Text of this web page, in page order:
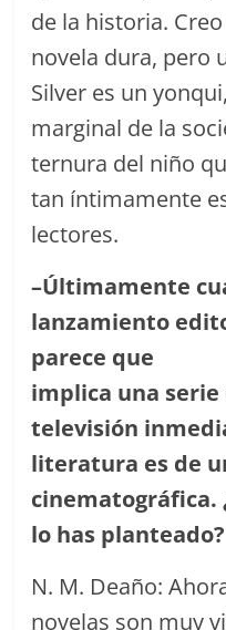
de la historia.
novela dura, pero
Silver es un
marginal de la
ternura del niño
tan íntimamente
lectores.
–Últimamente
lanzamiento
parece que
implica una serie
televisión
literatura es de
cinematográfica.
lo has
N. M. Deaño:
novelas son muy